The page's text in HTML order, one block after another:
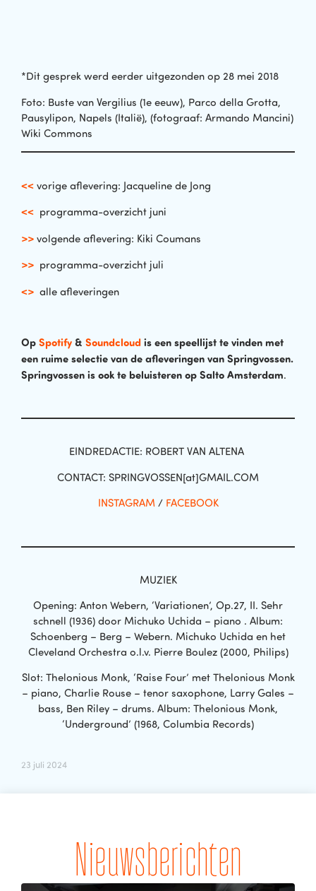
*Dit gesprek werd eerder uitgezonden op 28 mei 2018
Foto: Buste van Vergilius (1e eeuw), Parco della Grotta,
Pausylipon, Napels (Italië), (fotograaf: Armando Mancini)
Wiki Commons
<< vorige aflevering: Jacqueline de Jong
<< programma-overzicht juni
>> volgende aflevering: Kiki Coumans
>> programma-overzicht juli
<> alle afleveringen
Op Spotify & Soundcloud is een speellijst te vinden met
een ruime selectie van de afleveringen van Springvossen.
Springvossen is ook te beluisteren op Salto Amsterdam.
EINDREDACTIE: ROBERT VAN ALTENA
CONTACT: SPRINGVOSSEN[at]GMAIL.COM
INSTAGRAM / FACEBOOK
MUZIEK
Opening: Anton Webern, ‘Variationen’, Op.27, II. Sehr
schnell (1936) door Michuko Uchida – piano . Album:
Schoenberg – Berg – Webern. Michuko Uchida en het
Cleveland Orchestra o.l.v. Pierre Boulez (2000, Philips)
Slot: Thelonious Monk, ‘Raise Four’ met Thelonious Monk
– piano, Charlie Rouse – tenor saxophone, Larry Gales –
bass, Ben Riley – drums. Album: Thelonious Monk,
‘Underground’ (1968, Columbia Records)
23 juli 2024
Nieuwsberichten